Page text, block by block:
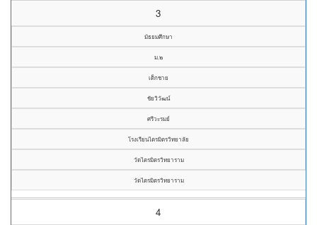
3
มัธยมศึกษา
ม.๒
เด็กชาย
ชัยวิวัฒน์
ศรีวะรมย์
โรงเรียนไตรมิตรวิทยาลัย
วัดไตรมิตรวิทยาราม
วัดไตรมิตรวิทยาราม
4